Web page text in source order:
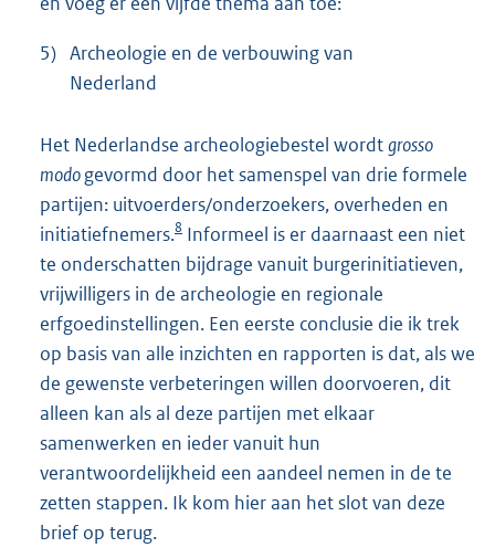
5) Archeologie en de verbouwing van
Nederland
Het Nederlandse archeologiebestel wordtgrosso
modogevormd door het samenspel van drie formele
partijen: uitvoerders/onderzoekers, overheden en
initiatiefnemers.8 Informeel is er daarnaast een niet
te onderschatten bijdrage vanuit burgerinitiatieven,
vrijwilligers in de archeologie en regionale
erfgoedinstellingen. Een eerste conclusie die ik trek
op basis van alle inzichten en rapporten is dat, als we
de gewenste verbeteringen willen doorvoeren, dit
alleen kan als al deze partijen met elkaar
samenwerken en ieder vanuit hun
verantwoordelijkheid een aandeel nemen in de te
zetten stappen. Ik kom hier aan het slot van deze
brief op terug.